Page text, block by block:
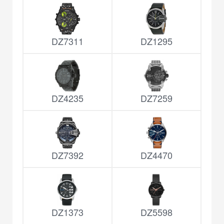
DZ7311 DZ1295
DZ4235 DZ7259
DZ7392 DZ4470
DZ1373 DZ5598